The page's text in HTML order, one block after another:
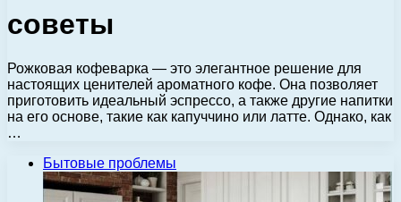
советы
Рожковая кофеварка — это элегантное решение для
настоящих ценителей ароматного кофе. Она позволяет
приготовить идеальный эспрессо, а также другие напитки
на его основе, такие как капуччино или латте. Однако, как
…
Бытовые проблемы